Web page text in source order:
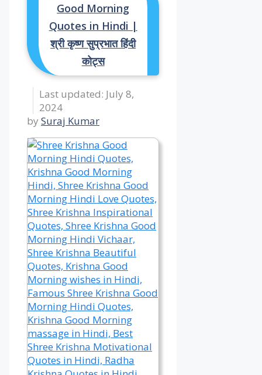
Good Morning
Quotes in Hindi |
श्री कृष्ण सुप्रभात हिंदी
कोट्स
July 8,
2024
by Suraj Kumar